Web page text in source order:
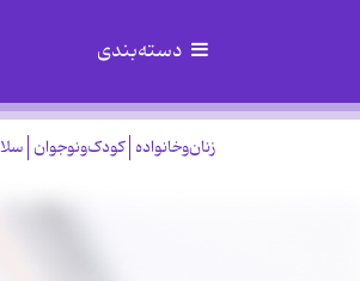
دسته‌بندی
زنان‌وخانواده کودک‌ونوجوان